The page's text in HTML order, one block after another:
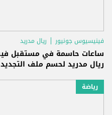
فينيسيوس جونيور ريال مدريد
ساعات حاسمة في مستقبل
ريال مدريد لحسم ملف التجديد
رياضة